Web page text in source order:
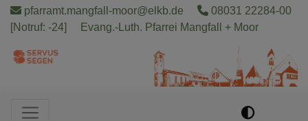
Direkt
zum
pfarramt.mangfall-moor@elkb.de
08031 22284-00
[Notruf: -24]
Evang.-Luth. Pfarrei Mangfall + Moor
Hauptnavigation